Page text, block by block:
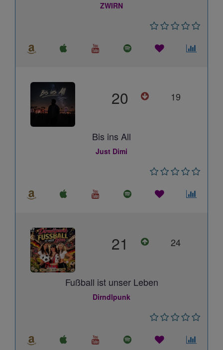
ZWIRN
20 19
Bis ins All
Just Dimi
21 24
Fußball ist unser Leben
Dirndlpunk